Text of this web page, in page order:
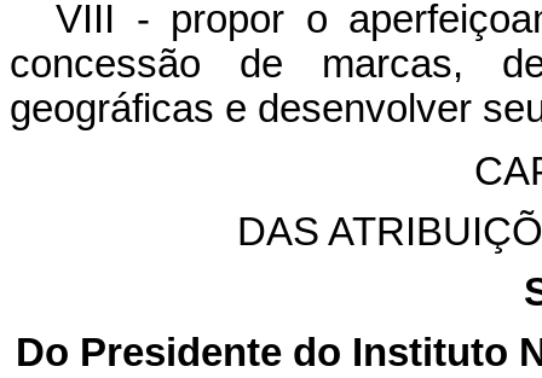
VIII - propor o
concessão de marcas,
geográficas e desenvolver
DAS
Do Presidente do Instituto